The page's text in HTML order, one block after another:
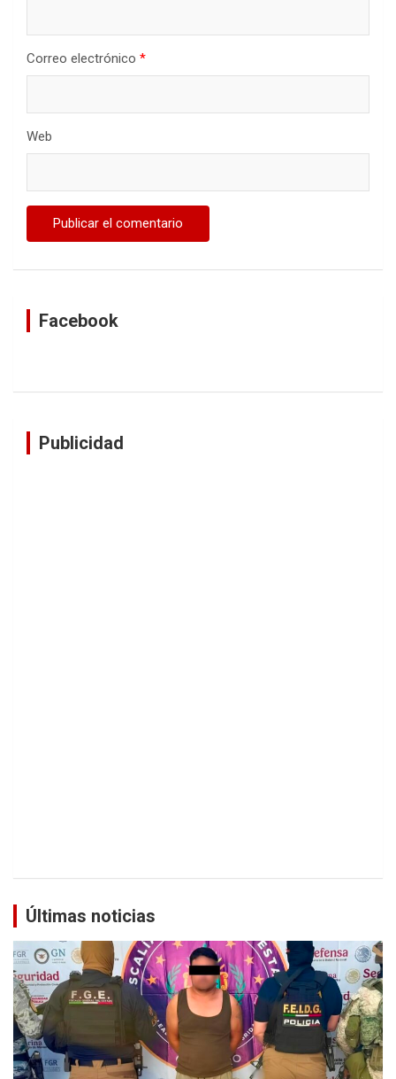
Correo electrónico *
Web
Facebook
Publicidad
Últimas noticias